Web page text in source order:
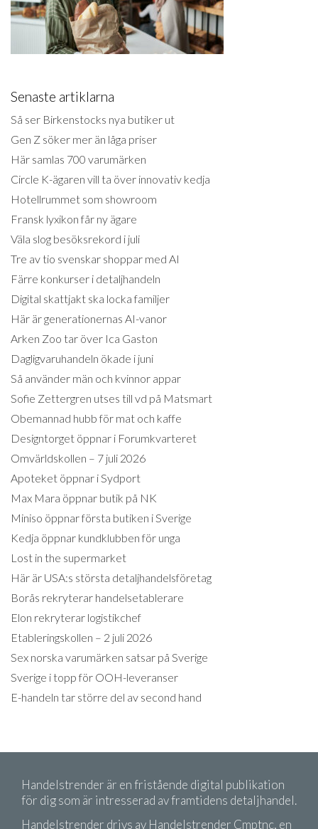
Senaste artiklarna
Så ser Birkenstocks nya butiker ut
Gen Z söker mer än låga priser
Här samlas 700 varumärken
Circle K-ägaren vill ta över innovativ kedja
Hotellrummet som showroom
Fransk lyxikon får ny ägare
Väla slog besöksrekord i juli
Tre av tio svenskar shoppar med AI
Färre konkurser i detaljhandeln
Digital skattjakt ska locka familjer
Här är generationernas AI-vanor
Arken Zoo tar över Ica Gaston
Dagligvaruhandeln ökade i juni
Så använder män och kvinnor appar
Sofie Zettergren utses till vd på Matsmart
Obemannad hubb för mat och kaffe
Designtorget öppnar i Forumkvarteret
Omvärldskollen – 7 juli 2026
Apoteket öppnar i Sydport
Max Mara öppnar butik på NK
Miniso öppnar första butiken i Sverige
Kedja öppnar kundklubben för unga
Lost in the supermarket
Här är USA:s största detaljhandelsföretag
Borås rekryterar handelsetablerare
Elon rekryterar logistikchef
Etableringskollen – 2 juli 2026
Sex norska varumärken satsar på Sverige
Sverige i topp för OOH-leveranser
E-handeln tar större del av second hand
Handelstrender är en fristående digital publikation
för dig som är intresserad av framtidens detaljhandel.
Handelstrender drivs av Handelstrender Cmptnc, en